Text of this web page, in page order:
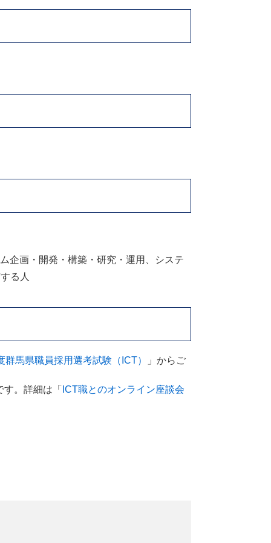
企画・開発・構築・研究・運用、システ
る人
群馬県職員採用選考試験（ICT） 」からご
。詳細は「 ICT職とのオンライン座談会